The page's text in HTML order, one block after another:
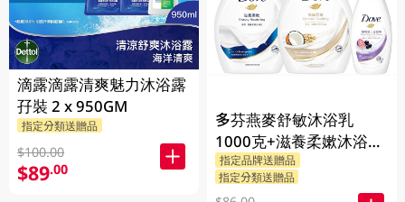
滴露滴露清爽魅力沐浴露
孖裝 2 x 950GM
指定分類送贈品
$100.00
$89.00
多芬燕麥舒敏沐浴乳
1000克+滋養柔嫰沐浴乳
1000克+Dove沐浴乳200
克 (隨機發送) 1PK
指定品牌送贈品
指定分類送贈品